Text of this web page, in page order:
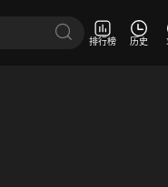
排行榜 历史